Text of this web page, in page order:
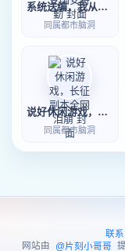
系统送编，我从外卖员变国安特勤
同属都市脑洞
说好休闲游戏，长征副本全网泪崩
同属都市脑洞
联
网站由
@片刻小哥哥